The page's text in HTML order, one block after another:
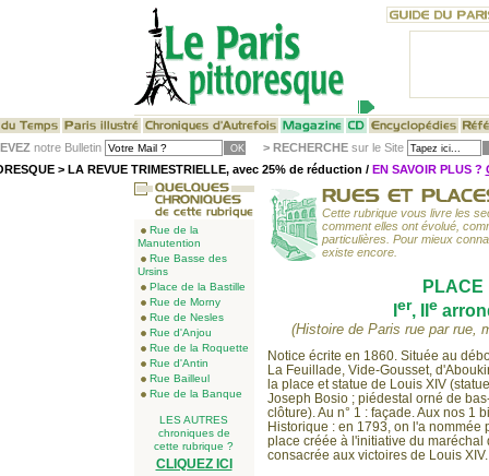
notre Bulletin > RECHERCHEsur le Site
> LA REVUE TRIMESTRIELLE, avec 25% de réduction / EN SAVOIR PLUS ?
Rue de la
Manutention
Rue Basse des
Ursins
Place de la Bastille
Rue de Morny
Rue de Nesles
Rue d'Anjou
Rue de la Roquette
Rue d'Antin
Rue Bailleul
Rue de la Banque
LES AUTRES
chroniques de
cette rubrique ?
CLIQUEZ ICI
Cette rubrique vous livre les
comment elles ont évolué,
particulières. Pour mieux
existe encore.
PLACE
er, II e
(Histoire de Paris rue par rue,
Notice écrite en 1860. Située au
La Feuillade, Vide-Gousset,
la place et statue de Louis XIV
Joseph Bosio ; piédestal orné de
clôture). Au n° 1 : façade. Aux nos 1
Historique : en 1793, on l'a
place créée à l'initiative du
consacrée aux victoires de Louis XIV.